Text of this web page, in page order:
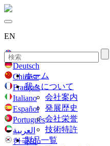
EN
English
Deutsch
Chinese
Français
Italiano
Español
Português
العربية
한국의
ホーム
我々について
会社案内
発展歴史
会社栄誉
技術特許
製品一覧